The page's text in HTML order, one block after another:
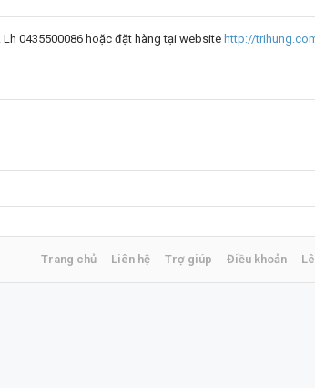
Lh 0435500086 hoặc đặt hàng tại website http://
Trang chủ Liên hệ Trợ giúp Điều khoản